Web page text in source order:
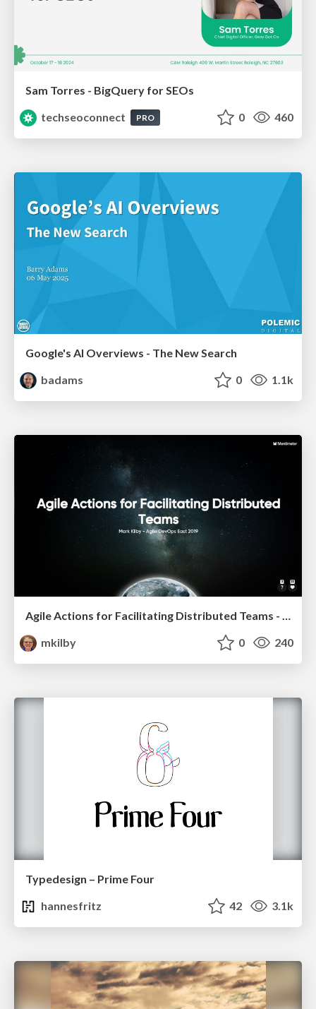
Sam Torres - BigQuery for SEOs
techseoconnect
PRO 0 460
Google's AI Overviews - The New Search
badams
0 1.1k
Agile Actions for Facilitating Distributed Teams - ADO2019
mkilby
0 240
Typedesign – Prime Four
hannesfritz
42 3.1k